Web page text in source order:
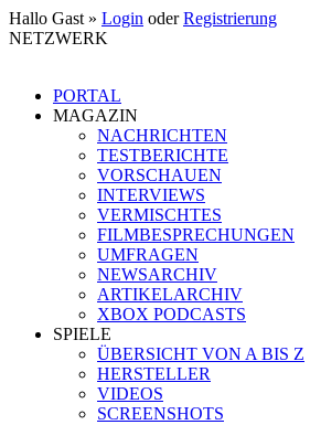
Hallo Gast » Login oderRegistrierung
NETZWERK
PORTAL
MAGAZIN
NACHRICHTEN
TESTBERICHTE
VORSCHAUEN
INTERVIEWS
VERMISCHTES
FILMBESPRECHUNGEN
UMFRAGEN
NEWSARCHIV
ARTIKELARCHIV
XBOX PODCASTS
SPIELE
ÜBERSICHT VON A BIS Z
HERSTELLER
VIDEOS
SCREENSHOTS